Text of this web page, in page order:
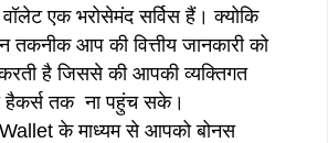
एक भरोसेमंद सर्विस हैं। क्योकि
तकनीक आप की वित्तीय जानकारी को
है जिससे की आपकी व्यक्तिगत
हैकर्स तक ना पहुंच सके।
के माध्यम से आपको बोनस